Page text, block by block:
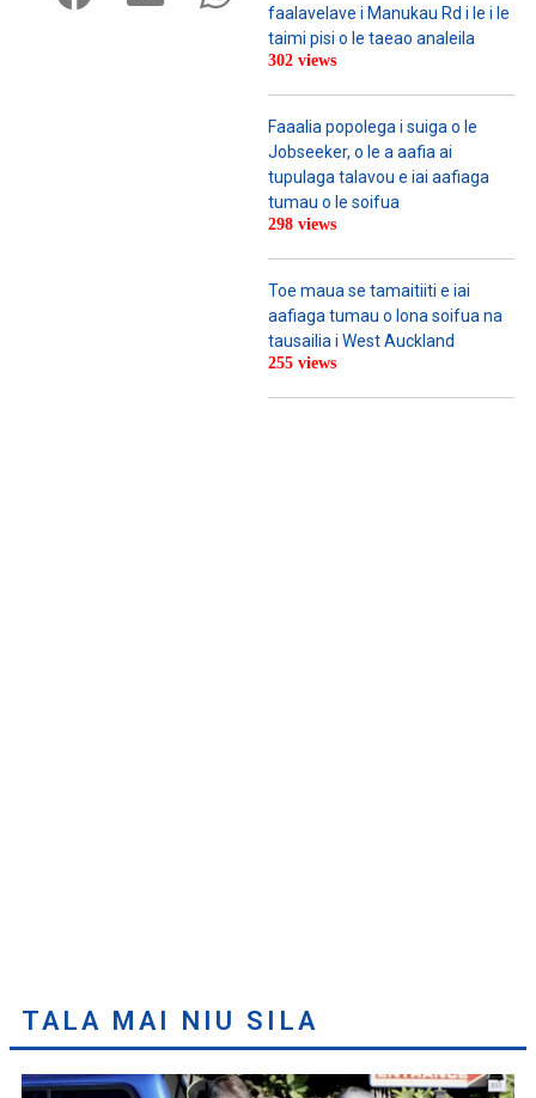
faalavelave i Manukau Rd i le i le
taimi pisi o le taeao analeila
302 views
Faaalia popolega i suiga o le
Jobseeker, o le a aafia ai
tupulaga talavou e iai aafiaga
tumau o le soifua
298 views
Toe maua se tamaitiiti e iai
aafiaga tumau o lona soifua na
tausailia i West Auckland
255 views
TALA MAI NIU SILA